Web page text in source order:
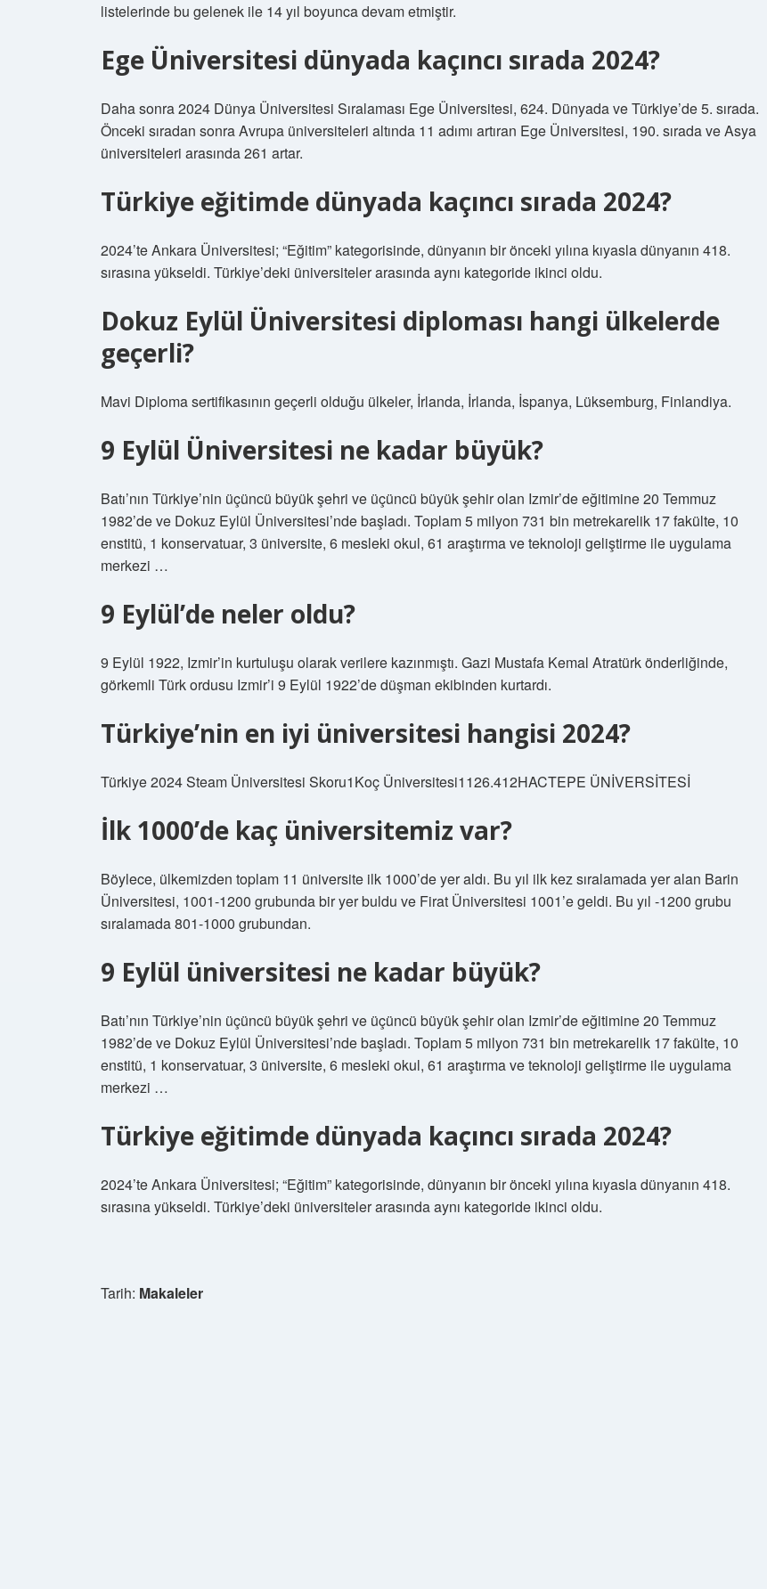
listelerinde bu gelenek ile 14 yıl boyunca devam etmiştir.
Ege Üniversitesi dünyada kaçıncı sırada 2024?
Daha sonra 2024 Dünya Üniversitesi Sıralaması Ege Üniversitesi, 624. Dünyada ve Türkiye’de 5. sırada.
Önceki sıradan sonra Avrupa üniversiteleri altında 11 adımı artıran Ege Üniversitesi, 190. sırada ve Asya
üniversiteleri arasında 261 artar.
Türkiye eğitimde dünyada kaçıncı sırada 2024?
2024’te Ankara Üniversitesi; “Eğitim” kategorisinde, dünyanın bir önceki yılına kıyasla dünyanın 418.
sırasına yükseldi. Türkiye’deki üniversiteler arasında aynı kategoride ikinci oldu.
Dokuz Eylül Üniversitesi diploması hangi ülkelerde
geçerli?
Mavi Diploma sertifikasının geçerli olduğu ülkeler, İrlanda, İrlanda, İspanya, Lüksemburg, Finlandiya.
9 Eylül Üniversitesi ne kadar büyük?
Batı’nın Türkiye’nin üçüncü büyük şehri ve üçüncü büyük şehir olan Izmir’de eğitimine 20 Temmuz
1982’de ve Dokuz Eylül Üniversitesi’nde başladı. Toplam 5 milyon 731 bin metrekarelik 17 fakülte, 10
enstitü, 1 konservatuar, 3 üniversite, 6 mesleki okul, 61 araştırma ve teknoloji geliştirme ile uygulama
merkezi …
9 Eylül’de neler oldu?
9 Eylül 1922, Izmir’in kurtuluşu olarak verilere kazınmıştı. Gazi Mustafa Kemal Atratürk önderliğinde,
görkemli Türk ordusu Izmir’i 9 Eylül 1922’de düşman ekibinden kurtardı.
Türkiye’nin en iyi üniversitesi hangisi 2024?
Türkiye 2024 Steam Üniversitesi Skoru1Koç Üniversitesi1126.412HACTEPE ÜNİVERSİTESİ
İlk 1000’de kaç üniversitemiz var?
Böylece, ülkemizden toplam 11 üniversite ilk 1000’de yer aldı. Bu yıl ilk kez sıralamada yer alan Barin
Üniversitesi, 1001-1200 grubunda bir yer buldu ve Firat Üniversitesi 1001’e geldi. Bu yıl -1200 grubu
sıralamada 801-1000 grubundan.
9 Eylül üniversitesi ne kadar büyük?
Batı’nın Türkiye’nin üçüncü büyük şehri ve üçüncü büyük şehir olan Izmir’de eğitimine 20 Temmuz
1982’de ve Dokuz Eylül Üniversitesi’nde başladı. Toplam 5 milyon 731 bin metrekarelik 17 fakülte, 10
enstitü, 1 konservatuar, 3 üniversite, 6 mesleki okul, 61 araştırma ve teknoloji geliştirme ile uygulama
merkezi …
Türkiye eğitimde dünyada kaçıncı sırada 2024?
2024’te Ankara Üniversitesi; “Eğitim” kategorisinde, dünyanın bir önceki yılına kıyasla dünyanın 418.
sırasına yükseldi. Türkiye’deki üniversiteler arasında aynı kategoride ikinci oldu.
Tarih: Makaleler